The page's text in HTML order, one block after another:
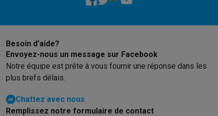
Besoin d’aide?
Envoyez-nous un message sur Facebook
Notre équipe est prête à vous fournir une réponse dans les
plus brefs délais.
Chattez avec nous
Remplissez notre formulaire de contact